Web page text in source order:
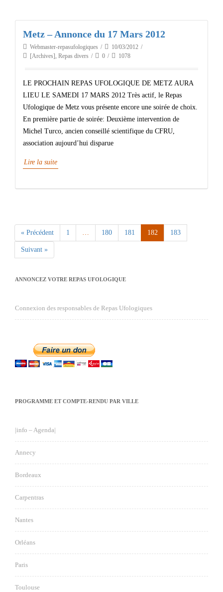
Metz – Annonce du 17 Mars 2012
Webmaster-repasufologiques
10/03/2012
[Archives], Repas divers 0 1078
LE PROCHAIN REPAS UFOLOGIQUE DE METZ AURA
LIEU LE SAMEDI 17 MARS 2012 Très actif, le Repas
Ufologique de Metz vous présente encore une soirée de choix.
En première partie de soirée: Deuxième intervention de
Michel Turco, ancien conseillé scientifique du CFRU,
association aujourd’hui disparue
Lire la suite
« Précédent Page
1 … Page
180 Page
181 Page
182 Page
183
Suivant »
ANNONCEZ VOTRE REPAS UFOLOGIQUE
Connexion des responsables de Repas Ufologiques
PROGRAMME ET COMPTE-RENDU PAR VILLE
|info – Agenda|
Annecy
Bordeaux
Carpentras
Nantes
Orléans
Paris
Toulouse